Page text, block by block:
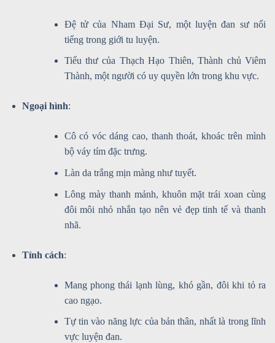
Đệ tử của Nham Đại Sư, một luyện đan sư nổi
tiếng trong giới tu luyện.
Tiểu thư của Thạch Hạo Thiên, Thành chủ Viêm
Thành, một người có uy quyền lớn trong khu vực.
Ngoại hình:
Cô có vóc dáng cao, thanh thoát, khoác trên mình
bộ váy tím đặc trưng.
Làn da trắng mịn màng như tuyết.
Lông mày thanh mảnh, khuôn mặt trái xoan cùng
đôi môi nhỏ nhắn tạo nên vẻ đẹp tinh tế và thanh
nhã.
Tính cách:
Mang phong thái lạnh lùng, khó gần, đôi khi tỏ ra
cao ngạo.
Tự tin vào năng lực của bản thân, nhất là trong lĩnh
vực luyện đan.